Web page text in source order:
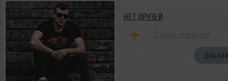
НЕТ ДРУЗЕЙ